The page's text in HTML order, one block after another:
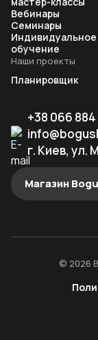
Вебинары
Семинары
Индивидуальное
обучение
Наши проекты
Планировщик
+38 066
г. Киев, ул.
Магазин
© 2026